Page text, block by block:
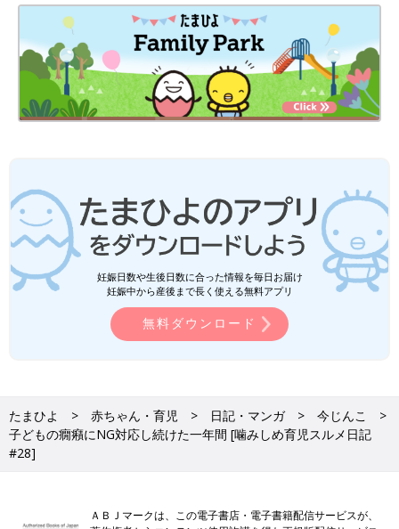
妊娠日数や生後日数に合った情報を毎日お届け
妊娠中から産後まで長く使える無料アプリ
無料ダウンロード
たまひよ 赤ちゃん・育児 日記・マンガ
今じんこ
子どもの癇癪にNG対応し続けた一年間 [噛みしめ育児スルメ日記
#28]
ＡＢＪマークは、この電子書店・電子書籍配信サービスが、